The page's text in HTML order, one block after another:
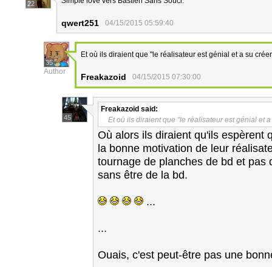
22
qwert251 04/15/2015 05:59:40
35
Author
Et où ils diraient que "le réalisateur est génial et a su
Freakazoid 04/15/2015 07:30:00
45
Freakazoid said:
Et où ils diraient que "le réalisateur est génial et
Où alors ils diraient qu'ils espèrent
la bonne motivation de leur
tournage de planches de bd et
sans être de la bd.
...
...
Ouais, c'est peut-être pas une